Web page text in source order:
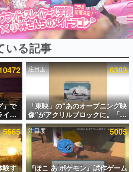
る記事ランキング
覧
事
数千以上！ ページビュー数万以上！ などな
いる記事
」で
イク
ソウ
に失
注目度 6303
「東映」の“あのオープニング映
像”がアクリルブロックに。「東
映ヒストリカル グッズコレクシ
ョン」が8月下旬より発売
5665
験す
注目度 5005
『ぽこ あ ポケモン』試作ゲーム